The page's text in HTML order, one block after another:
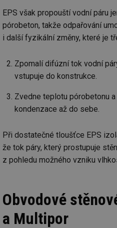
EPS však propouští vodní páru
pórobeton, takže odpařování
i další fyzikální změny, které je
Zpomalí difúzní tok vodní
vstupuje do konstrukce.
Zvedne teplotu pórobetonu
kondenzace až do sebe.
Při dostatečné tloušťce EPS
že tok páry, který prostupuje
z pohledu možného vzniku
Obvodové
a Multipor